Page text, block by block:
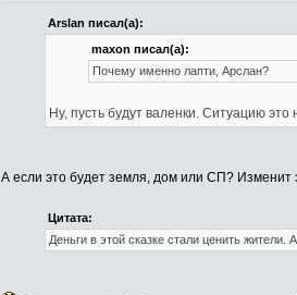
Arslan писал(а):
maxon писал(а):
Почему именно лапти, Арслан?
Ну, пусть будут валенки. Ситуацию это
А если это будет земля, дом или СП? Изменит
Цитата:
Деньги в этой сказке стали ценить жители.